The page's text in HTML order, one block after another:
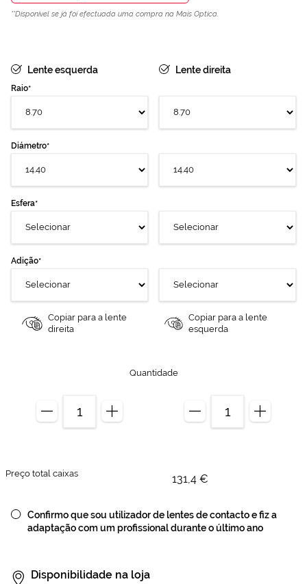
Disponível se já foi efectuada uma compra na Mais Optica.
Lente esquerda Lente direita
Raio
Diámetro
Esfera
Adição
Copiar para a lente
direita
Copiar para a lente
esquerda
Quantidade
Preço total caixas 131,4 €
Confirmo que sou utilizador de lentes de contacto e fiz a
adaptação com um profissional durante o último ano
Disponibilidade na loja